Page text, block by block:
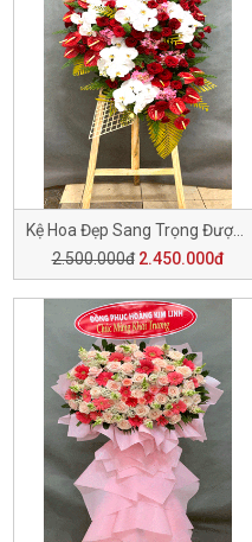
Kệ Hoa Đẹp Sang Trọng Được Lựa Chọn H138
2.500.000đ 2.450.000đ